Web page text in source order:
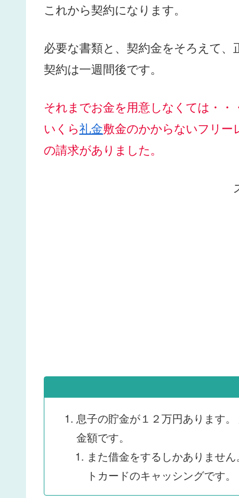
これから契約になります。
必要な書類と、契約金をそろえて、
契約は一週間後です。
それまでお金を用意しなくては・・
いくら礼金敷金のかからないフリ
の請求がありました。
息子の貯金が１２万円あります
金額です。
また借金をするしかありませ
トカードのキャッシングです。